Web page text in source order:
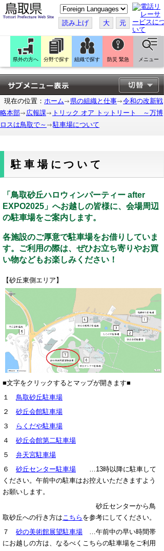
こ
の
ペ
ー
ジ
翻
訳
す
る
読み上げ 大 元
県外の方へ 分野で探す 組織で探す 防災 緊急 メニュー
現在の位置： ホーム 県の組織と仕事
令和の改新戦
略本部
広報課
トリック オア トットリート ～万博
ロスは鳥取で～
駐車場について
駐車場について
「鳥取砂丘ハロウィンパーティー after
EXPO2025」へお越しの皆様に、会場周辺
の駐車場をご案内します。
各施設のご厚意で駐車場をお借りしていま
す。ご利用の際は、ぜひお立ち寄りやお買
い物などもお楽しみください！
【砂丘東側エリア】
■文字をクリックするとマップが開きます■
１ 鳥取砂丘駐車場
２ 砂丘会館駐車場
３
らくだや駐車場
４ 砂丘会館第二駐車場
５ 弁天宮駐車場
６ 砂丘センター駐車場 …13時以降に駐車して
ください。午前中の駐車はお控えいただきますよう
お願いします。
砂丘センターから鳥
取砂丘への行き方は こちら を参考にしてください。
７ 砂の美術館展望駐車場 …午前中の早い時間帯
にお越しの方は、なるべくこちらの駐車場をご利用